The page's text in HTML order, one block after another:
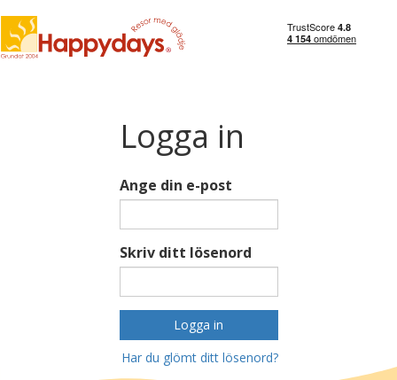
Logga in
Ange din e-post
Skriv ditt lösenord
Logga in
Har du glömt ditt lösenord?